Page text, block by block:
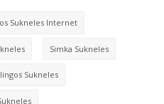
Sukneles Internet
Simka Sukneles
Sukneles